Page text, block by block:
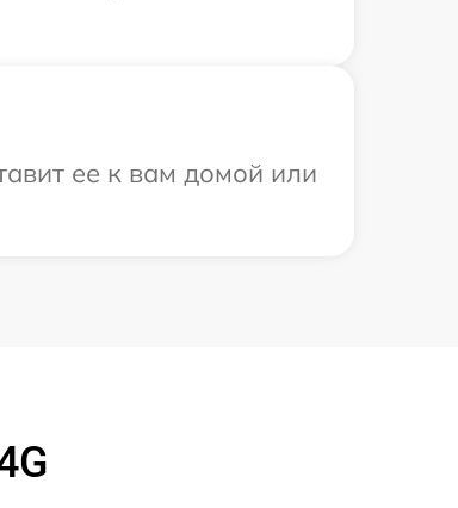
ее к вам домой или